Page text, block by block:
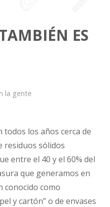
ES
la gente
los años cerca de
residuos sólidos
entre el 40 y el 60% del
que generamos en
conocido como
y cartón” o de envases